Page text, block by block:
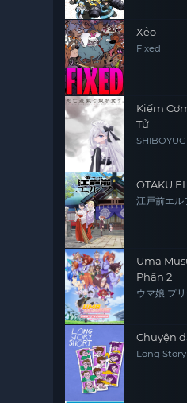
Xẻo
Fixed
Kiếm
Tử
OTAKU
江戸前エル
Uma
Phần 2
ウマ娘 プ
Chuyện
Long